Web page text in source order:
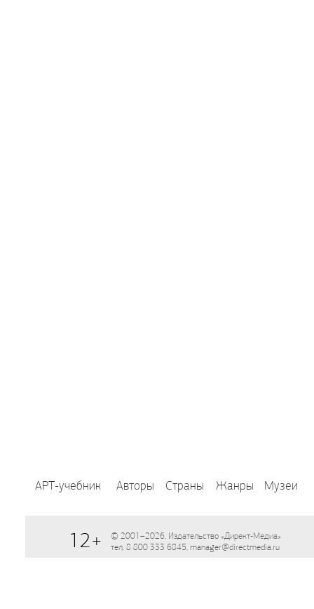
АРТ-учебник Авторы Страны Жанры Музеи
12+
© 2001–2026, Издательство «Директ-Медиа»
тел. 8 800 333 6845, manager@directmedia.ru